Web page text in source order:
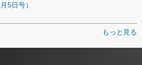
5日号）
もっと見る